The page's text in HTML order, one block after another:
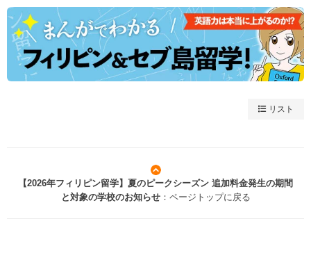
リスト
【2026年フィリピン留学】夏のピークシーズン 追加料金発生の期間
と対象の学校のお知らせ：ページトップに戻る